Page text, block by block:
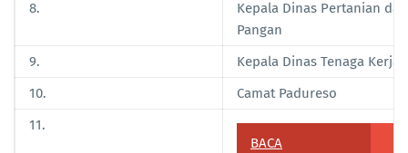
8.
Kepala Dinas Pertanian dan
Pangan
9.
Kepala Dinas Tenaga Kerja
10.
Camat Padureso
11.
BACA